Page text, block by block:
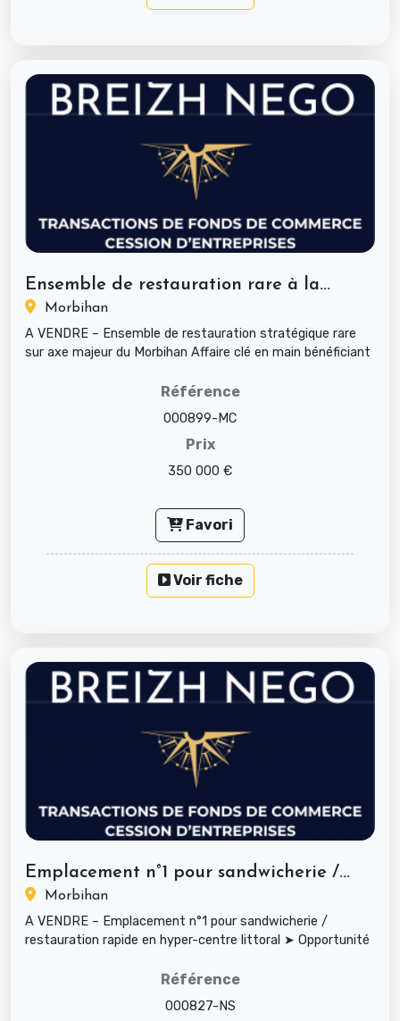
Ensemble de restauration rare à la...
Morbihan
A VENDRE – Ensemble de restauration stratégique rare
sur axe majeur du Morbihan Affaire clé en main bénéficiant
Référence
000899-MC
Prix
350 000 €
Favori
Voir fiche
Emplacement n°1 pour sandwicherie /...
Morbihan
A VENDRE – Emplacement n°1 pour sandwicherie /
restauration rapide en hyper-centre littoral ➤ Opportunité
Référence
000827-NS